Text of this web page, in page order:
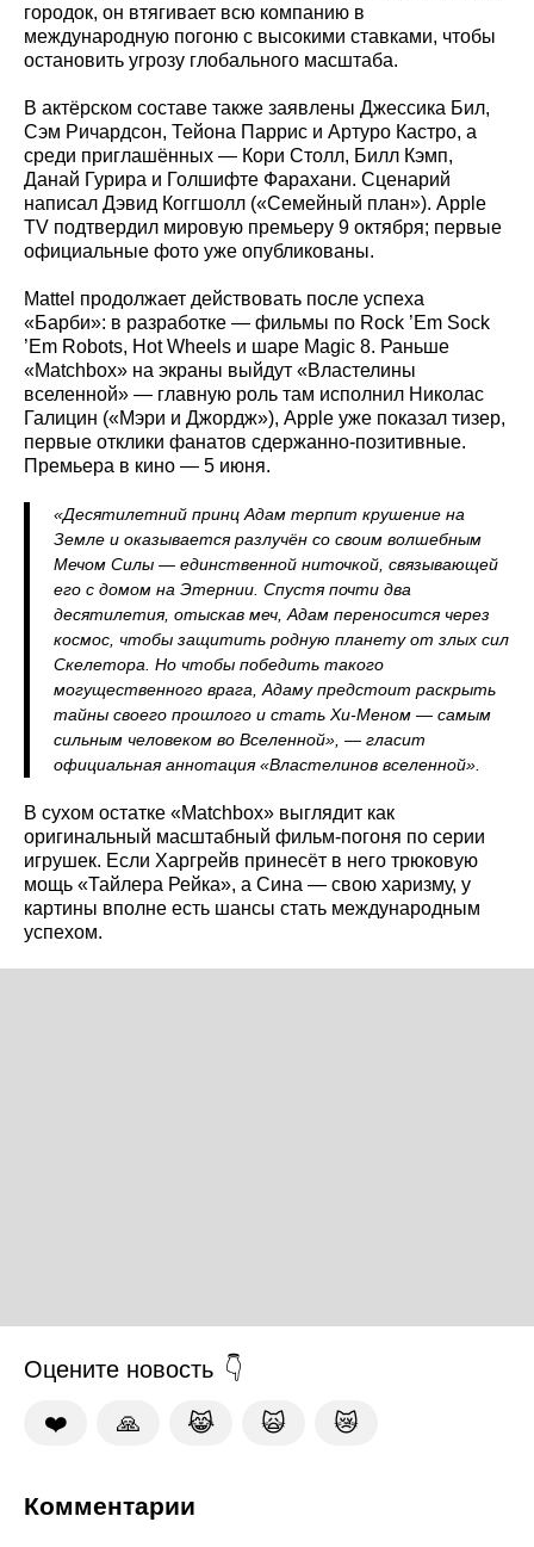
городок, он втягивает всю компанию в
международную погоню с высокими ставками, чтобы
остановить угрозу глобального масштаба.
В актёрском составе также заявлены Джессика Бил,
Сэм Ричардсон, Тейона Паррис и Артуро Кастро, а
среди приглашённых — Кори Столл, Билл Кэмп,
Данай Гурира и Голшифте Фарахани. Сценарий
написал Дэвид Коггшолл («Семейный план»). Apple
TV подтвердил мировую премьеру 9 октября; первые
официальные фото уже опубликованы.
Mattel продолжает действовать после успеха
«Барби»: в разработке — фильмы по Rock ’Em Sock
’Em Robots, Hot Wheels и шаре Magic 8. Раньше
«Matchbox» на экраны выйдут «Властелины
вселенной» — главную роль там исполнил Николас
Галицин («Мэри и Джордж»), Apple уже показал тизер,
первые отклики фанатов сдержанно-позитивные.
Премьера в кино — 5 июня.
«Десятилетний принц Адам терпит крушение на
Земле и оказывается разлучён со своим волшебным
Мечом Силы — единственной ниточкой, связывающей
его с домом на Этернии. Спустя почти два
десятилетия, отыскав меч, Адам переносится через
космос, чтобы защитить родную планету от злых сил
Скелетора. Но чтобы победить такого
могущественного врага, Адаму предстоит раскрыть
тайны своего прошлого и стать Хи-Меном — самым
сильным человеком во Вселенной», — гласит
официальная аннотация «Властелинов вселенной».
В сухом остатке «Matchbox» выглядит как
оригинальный масштабный фильм-погоня по серии
игрушек. Если Харгрейв принесёт в него трюковую
мощь «Тайлера Рейка», а Сина — свою харизму, у
картины вполне есть шансы стать международным
успехом.
Оцените новость
❤️ 🙏 😹 🙀 😿
Комментарии